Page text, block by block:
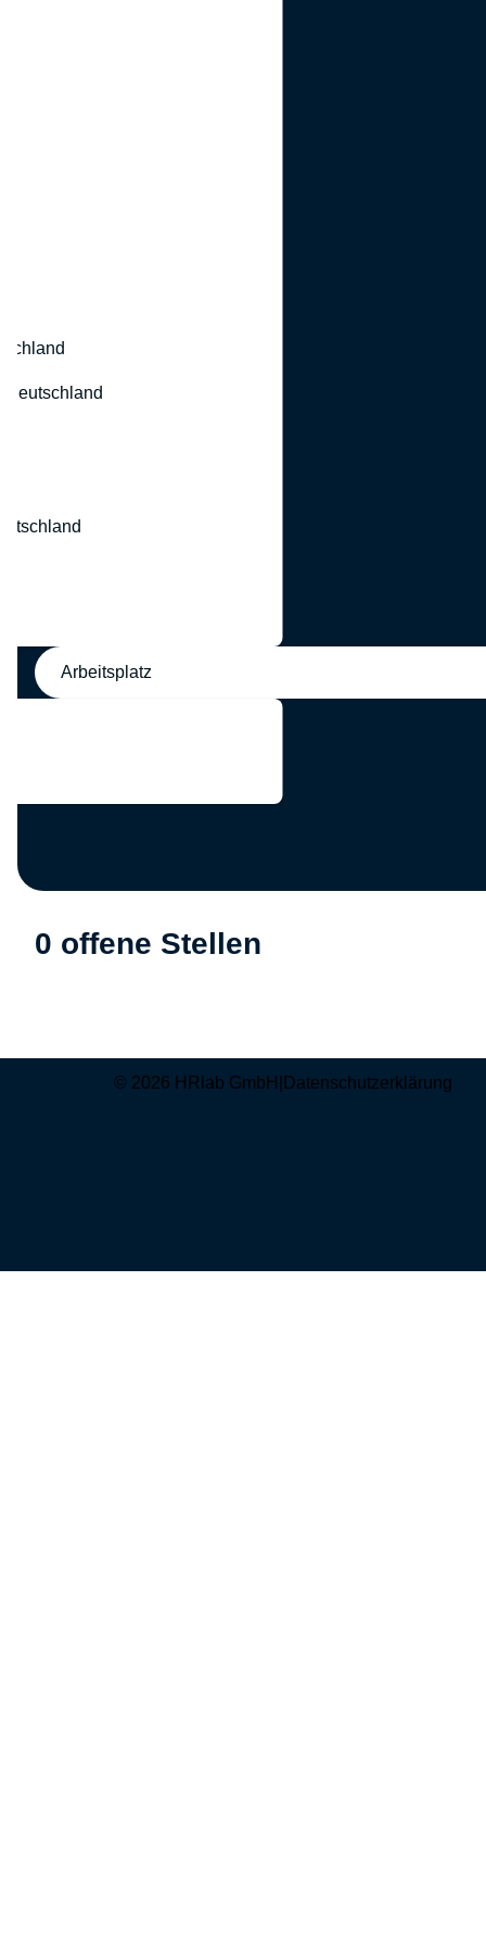
Arbeitsplatz
0 offene Stellen
© 2026 HRlab GmbH Datenschutzerklärung